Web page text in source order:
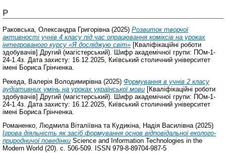
Р
Раковська, Олександра Григорівна (2025) Розвиток творчої
активності учнів 4 класу під час опрацювання коміксів на уроках
інтегрованого курсу «Я досліджую світ» [Кваліфікаційні роботи
здобувачів] Другий (магістерський). Шифр академічної групи: ПОм-1-
24-1.4з. Дата захисту: 16.12.2025, Київський столичний університет
імені Бориса Грінченка.
Рекеда, Валерія Володимирівна (2025) Формування в учнів 2 класу
аудіативних умінь на уроках української мови [Кваліфікаційні роботи
здобувачів] Другий (магістерський). Шифр академічної групи: ПОм-1-
24-1.4з. Дата захисту: 16.12.2025, Київський столичний університет
імені Бориса Грінченка.
Романенко, Людмила Віталіївната Кудикіна, Надія Василівна(2025)
Ігрова діяльність як засіб формування основ відповідальної еколого-
природничої поведінки Science and Information Technologies in the
Modern World (20). с. 506-509. ISSN 979-8-89704-987-5